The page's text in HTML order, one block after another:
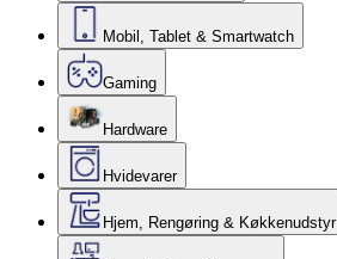
Mobil, Tablet & Smartwatch
Gaming
Hardware
Hvidevarer
Hjem, Rengøring & Køkkenudstyr